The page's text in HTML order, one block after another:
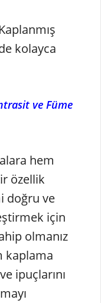
Kaplanmış
kolayca
ve Füme
hem
özellik
doğru ve
için
olmanız
kaplama
ipuçlarını